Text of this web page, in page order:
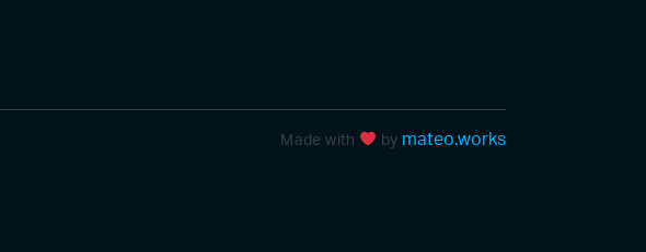
Made with by mateo.works